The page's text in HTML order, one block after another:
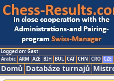
Logged on: Gast
Arabic ARM AZE BIH BUL CAT CHN CRO CZE
Domů Databáze turnajů